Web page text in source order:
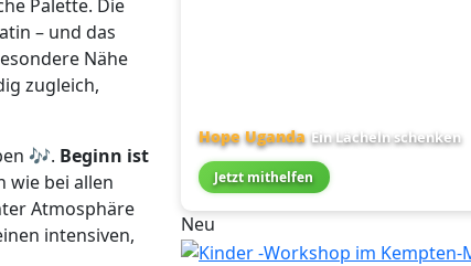
Palette. Die
– und das
Nähe
zugleich,
🎶. Beginn ist
wie bei allen
Atmosphäre
intensiven,
Hope Uganda Ein Lächeln schenken
Jetzt mithelfen
Neu